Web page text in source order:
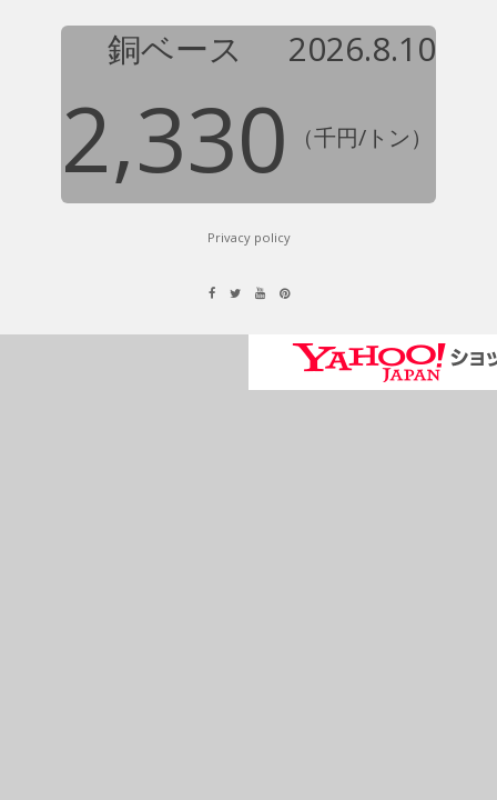
銅ベース 2026.8.10
2,330 （千円/トン）
Privacy policy